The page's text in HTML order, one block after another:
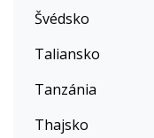
Švédsko
Taliansko
Tanzánia
Thajsko